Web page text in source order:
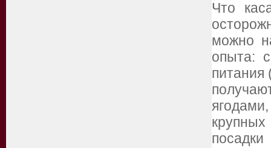
Что
можно
опыта:
питания